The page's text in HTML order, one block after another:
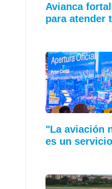
Avianca
para atender
"La aviación
es un